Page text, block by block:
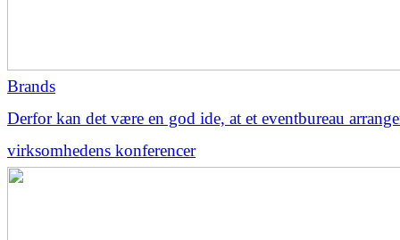
Brands
Derfor kan det være en god ide, at et eventbureau
virksomhedens konferencer